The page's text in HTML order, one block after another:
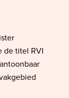
de titel RVI